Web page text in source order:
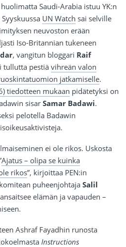
Saudi-Arabia istuu YK:n
UN Watch sai selville
neuvoston erään
Iso-Britannian tukeneen
, vangitun bloggari Raif
tullutta pestiä vihreän valon
jatkamiselle.
tiedotteen mukaan pidätetyksi on
sisar Samar Badawi.
pelotella Badawin
ei ole rikos. Uskosta
Ajatus – olipa se kuinka
rikos”, kirjoittaa PEN:in
puheenjohtaja Salil
elämän ja vapauden –
Ashraf Fayadhin runosta
Instructions